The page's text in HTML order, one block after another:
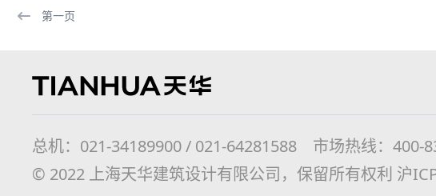
第一页
总机：021-34189900 / 021-64281588 市场热线：400-
© 2022 上海天华建筑设计有限公司，保留所有权利 沪